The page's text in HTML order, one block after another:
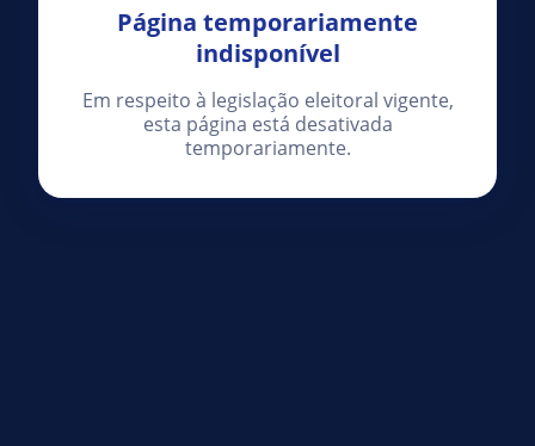
Página temporariamente
indisponível
Em respeito à legislação eleitoral vigente,
esta página está desativada
temporariamente.